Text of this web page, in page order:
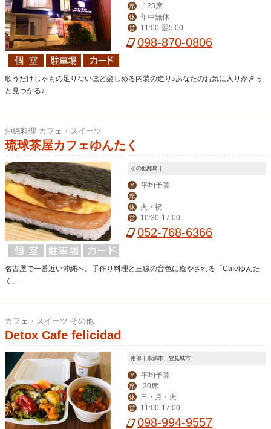
席 125席
休 年中無休
営 11:00-翌5:00
098-870-0806
歌うだけじゃもの足りないほど楽しめる内装の造り♪あなたのお気に入りがきっ
と見つかる♪
沖縄料理 カフェ・スイーツ
琉球茶屋カフェゆんたく
その他離島｜
￥ 平均予算
席
休
火・祝
営 10:30-17:00
052-768-6366
名古屋で一番近い沖縄へ。手作り料理と三線の音色に癒やされる「Cafeゆんた
く」
カフェ・スイーツ その他
Detox Cafe felicidad
南部｜糸満市・豊見城市
￥ 平均予算
席 20席
休 日・月・火
営 11:00-17:00
098-994-9557